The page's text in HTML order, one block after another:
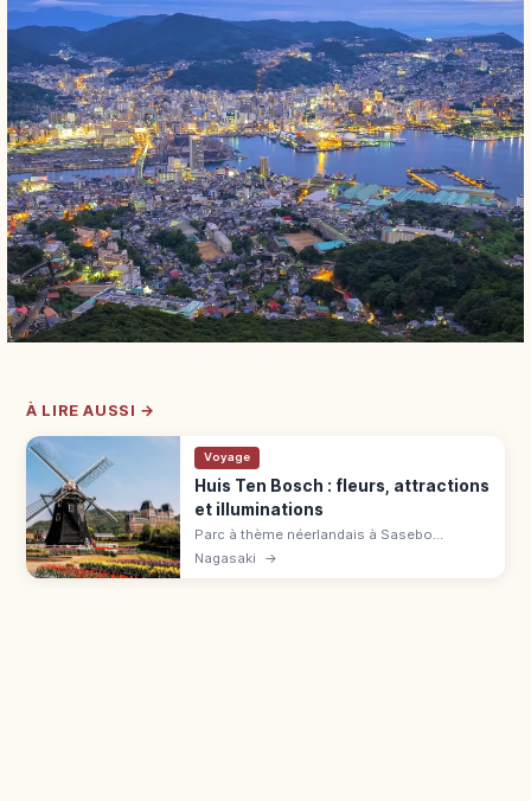
À LIRE AUSSI →
Voyage
Huis Ten Bosch : fleurs, attractions
et illuminations
Parc à thème néerlandais à Sasebo
(Nagasaki), 33 fois le Tokyo Dome. 40+
attractions, 1 million de tulipes au
Nagasaki →